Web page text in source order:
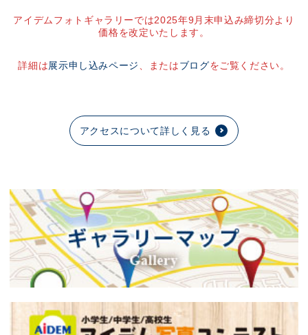
アイデムフォトギャラリーでは2025年9月末申込み締切分より
価格を改定いたします。
詳細は展示申し込みページ 、またはブログをご覧ください。
アクセスについて詳しく見る